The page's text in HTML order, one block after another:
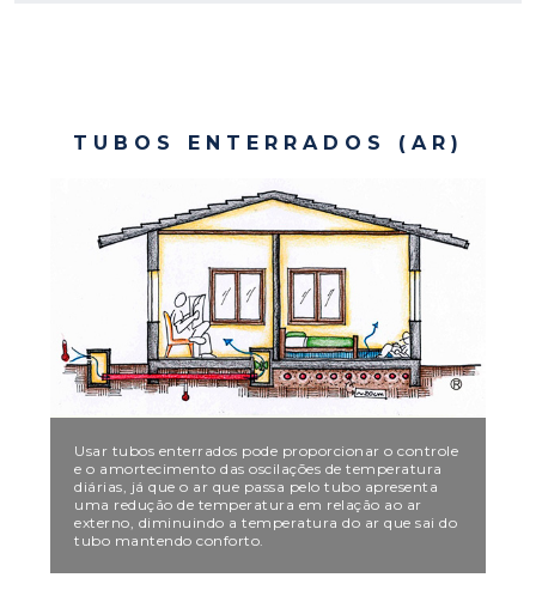
TUBOS ENTERRADOS (AR)
Usar tubos enterrados pode proporcionar o controle
e o amortecimento das oscilações de temperatura
diárias, já que o ar que passa pelo tubo apresenta
uma redução de temperatura em relação ao ar
externo, diminuindo a temperatura do ar que sai do
tubo mantendo conforto.